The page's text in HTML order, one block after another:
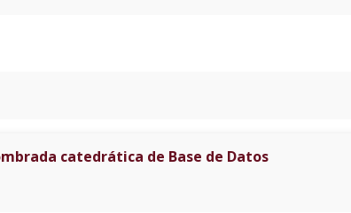
catedrática de Base de Datos